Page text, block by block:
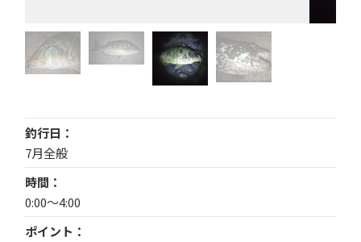
釣行日
7月全般
時間
0:00～4:00
ポイント